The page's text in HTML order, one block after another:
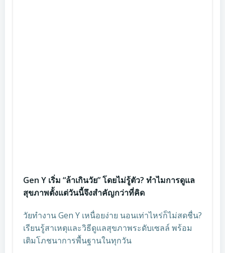
Gen Y เริ่ม “ล้าเกินวัย” โดยไม่รู้ตัว? ทำไมการดูแล
สุขภาพตั้งแต่วันนี้จึงสำคัญกว่าที่คิด
วัยทำงาน Gen Y เหนื่อยง่าย นอนเท่าไหร่ก็ไม่สดชื่น?
เรียนรู้สาเหตุและวิธีดูแลสุขภาพระดับเซลล์ พร้อม
เติมโภชนาการพื้นฐานในทุกวัน